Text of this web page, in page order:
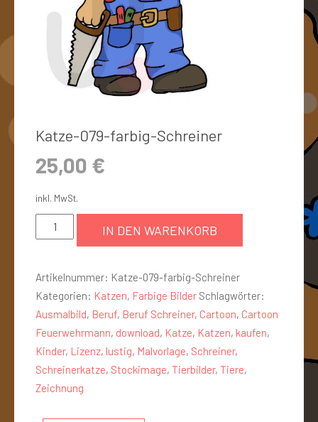
Katze-079-farbig-Schreiner
25,00 €
inkl. MwSt.
IN DEN WARENKORB
Artikelnummer: Katze-079-farbig-Schreiner
Kategorien: Katzen, Farbige Bilder Schlagwörter:
Ausmalbild, Beruf, Beruf Schreiner, Cartoon, Cartoon
Feuerwehrmann, download, Katze, Katzen, kaufen,
Kinder, Lizenz, lustig, Malvorlage, Schreiner,
Schreinerkatze, Stockimage, Tierbilder, Tiere,
Zeichnung